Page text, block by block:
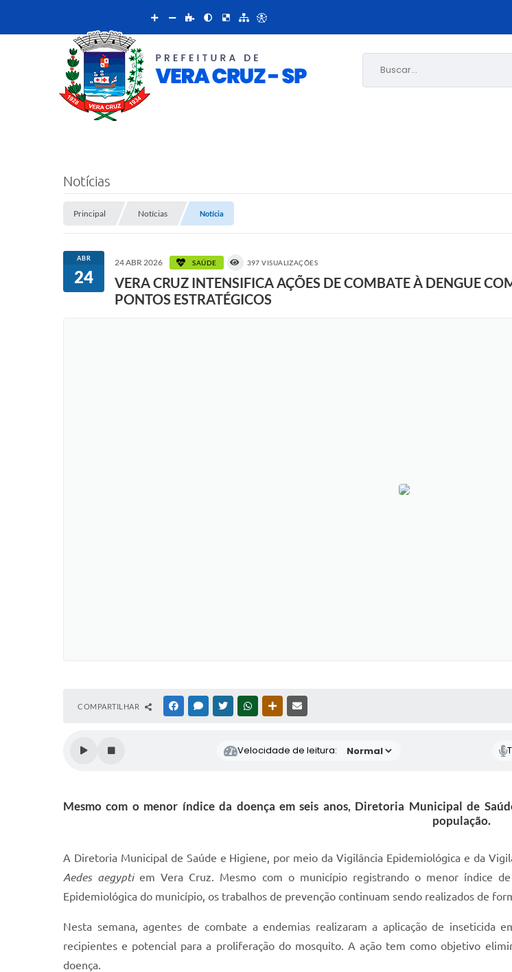
Buscar...
Notícias
Principal Notícias Notícia
ABR
24
24 ABR 2026 SAÚDE 397 VISUALIZAÇÕES
VERA CRUZ INTENSIFICA AÇÕES DE COMBATE À DENGUE
PONTOS ESTRATÉGICOS
COMPARTILHAR FACEBOOKMESSENGER
TWITTERWHATSAPPOUTRAS MÍDIAS
Velocidade de leitura:
Mesmo com o menor índice da doença em seis anos, Diretoria Municipal de
população.
A Diretoria Municipal de Saúde e Higiene, por meio da Vigilância Epidemiológica e da
Aedes aegyptiem Vera Cruz. Mesmo com o município registrando o menor índice
Epidemiológica do município, os trabalhos de prevenção continuam sendo realizados de
Nesta semana, agentes de combate a endemias realizaram a aplicação de inseticida
recipientes e potencial para a proliferação do mosquito. A ação tem como objetivo
doença.